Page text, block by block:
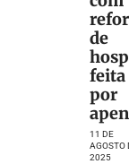
de
feita
por
11 DE
AGOSTO
2025